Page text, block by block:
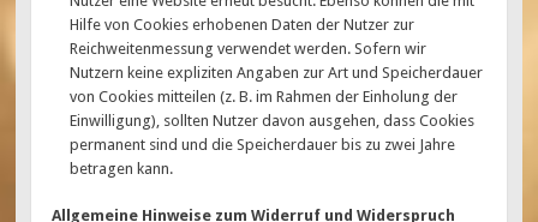
Hilfe von Cookies erhobenen Daten der Nutzer zur
Reichweitenmessung verwendet werden. Sofern wir
Nutzern keine expliziten Angaben zur Art und Speicherdauer
von Cookies mitteilen (z. B. im Rahmen der Einholung der
Einwilligung), sollten Nutzer davon ausgehen, dass Cookies
permanent sind und die Speicherdauer bis zu zwei Jahre
betragen kann.
Allgemeine Hinweise zum Widerruf und Widerspruch